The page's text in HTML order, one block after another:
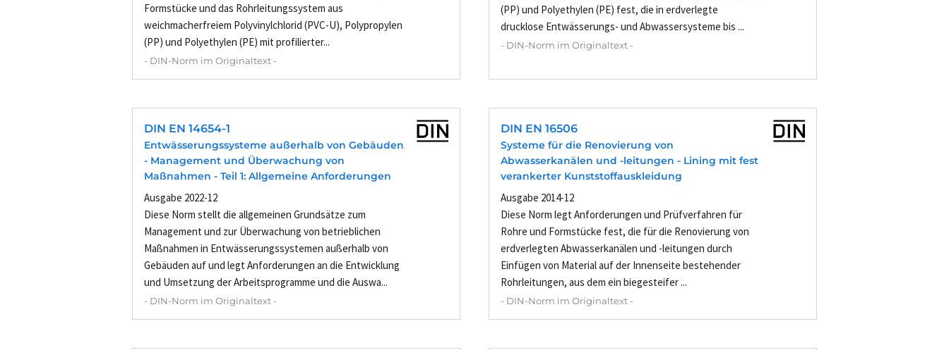
Formstücke und das Rohrleitungssystem aus
weichmacherfreiem Polyvinylchlorid (PVC-U), Polypropylen
(PP) und Polyethylen (PE) mit profilierter...
- DIN-Norm im Originaltext -
(PP) und Polyethylen (PE) fest, die in erdverlegte
drucklose Entwässerungs- und Abwassersysteme bis ...
- DIN-Norm im Originaltext -
DIN EN 14654-1
Entwässerungssysteme außerhalb von Gebäuden
- Management und Überwachung von
Maßnahmen - Teil 1: Allgemeine Anforderungen
Ausgabe 2022-12
Diese Norm stellt die allgemeinen Grundsätze zum
Management und zur Überwachung von betrieblichen
Maßnahmen in Entwässerungssystemen außerhalb von
Gebäuden auf und legt Anforderungen an die Entwicklung
und Umsetzung der Arbeitsprogramme und die Auswa...
- DIN-Norm im Originaltext -
DIN EN 16506
Systeme für die Renovierung von
Abwasserkanälen und -leitungen - Lining mit fest
verankerter Kunststoffauskleidung
Ausgabe 2014-12
Diese Norm legt Anforderungen und Prüfverfahren für
Rohre und Formstücke fest, die für die Renovierung von
erdverlegten Abwasserkanälen und -leitungen durch
Einfügen von Material auf der Innenseite bestehender
Rohrleitungen, aus dem ein biegesteifer ...
- DIN-Norm im Originaltext -